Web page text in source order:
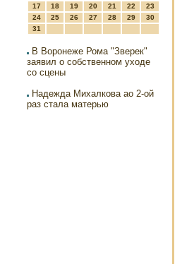
17
18 19 20 21 22
23
24
25 26 27 28 29
30
31
В Воронеже Рома "Зверек"
заявил о собственном уходе
со сцены
Надежда Михалкова ао 2-ой
раз стала матерью